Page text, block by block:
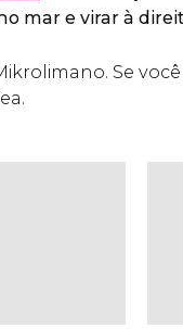
mar e virar à
Se